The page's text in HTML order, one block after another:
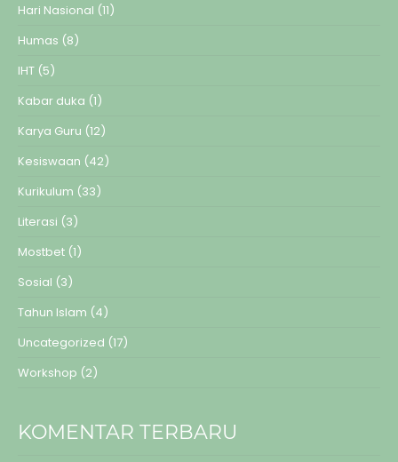
Hari Nasional (11)
Humas (8)
IHT (5)
Kabar duka (1)
Karya Guru (12)
Kesiswaan (42)
Kurikulum (33)
Literasi (3)
Mostbet (1)
Sosial (3)
Tahun Islam (4)
Uncategorized (17)
Workshop (2)
KOMENTAR TERBARU